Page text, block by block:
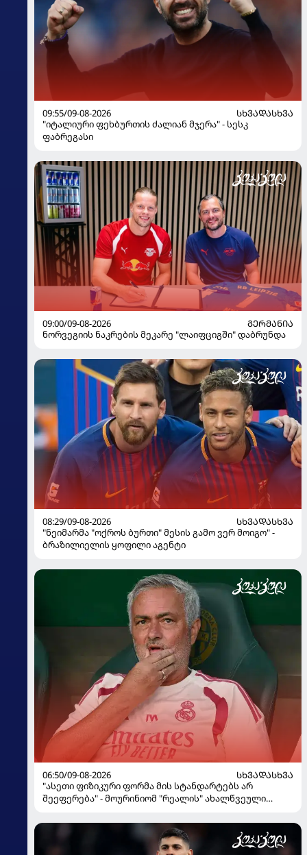
09:55/09-08-2026
ᲡᲮᲕᲐᲓᲐᲡᲮᲕᲐ
"იტალიური ფეხბურთის ძალიან მჯერა" - სესკ
ფაბრეგასი
09:00/09-08-2026
ᲒᲔᲠᲛᲐᲜᲘᲐ
ნორვეგიის ნაკრების მეკარე "ლაიფციგში" დაბრუნდა
08:29/09-08-2026
ᲡᲮᲕᲐᲓᲐᲡᲮᲕᲐ
"ნეიმარმა "ოქროს ბურთი" მესის გამო ვერ მოიგო" -
ბრაზილიელის ყოფილი აგენტი
06:50/09-08-2026
ᲡᲮᲕᲐᲓᲐᲡᲮᲕᲐ
"ასეთი ფიზიკური ფორმა მის სტანდარტებს არ
შეეფერება" - მოურინიომ "რეალის" ახალწვეული